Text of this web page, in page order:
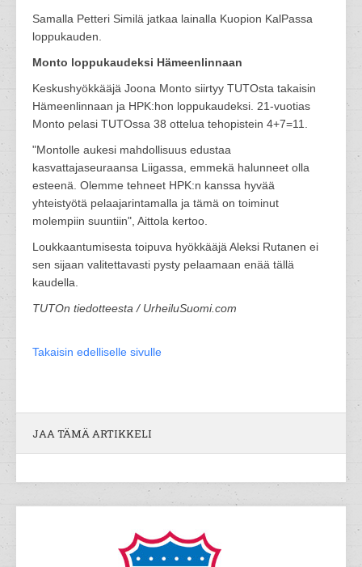
Samalla Petteri Similä jatkaa lainalla Kuopion KalPassa
loppukauden.
Monto loppukaudeksi Hämeenlinnaan
Keskushyökkääjä Joona Monto siirtyy TUTOsta takaisin
Hämeenlinnaan ja HPK:hon loppukaudeksi. 21-vuotias
Monto pelasi TUTOssa 38 ottelua tehopistein 4+7=11.
"Montolle aukesi mahdollisuus edustaa
kasvattajaseuraansa Liigassa, emmekä halunneet olla
esteenä. Olemme tehneet HPK:n kanssa hyvää
yhteistyötä pelaajarintamalla ja tämä on toiminut
molempiin suuntiin", Aittola kertoo.
Loukkaantumisesta toipuva hyökkääjä Aleksi Rutanen ei
sen sijaan valitettavasti pysty pelaamaan enää tällä
kaudella.
TUTOn tiedotteesta / UrheiluSuomi.com
Takaisin edelliselle sivulle
JAA TÄMÄ ARTIKKELI